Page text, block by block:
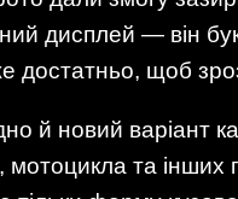
дисплей — він
достатньо, щоб
й новий варіант
мотоцикла та